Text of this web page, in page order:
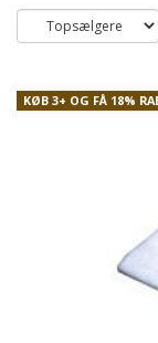
KØB 3+ OG FÅ 18%